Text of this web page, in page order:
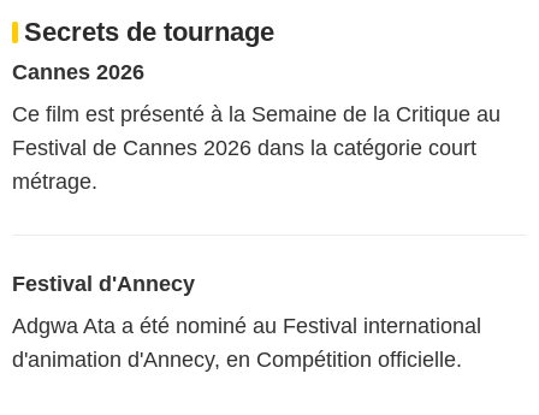
Secrets de tournage
Cannes 2026
Ce film est présenté à la Semaine de la Critique au
Festival de Cannes 2026 dans la catégorie court
métrage.
Festival d'Annecy
Adgwa Ata a été nominé au Festival international
d'animation d'Annecy, en Compétition officielle.